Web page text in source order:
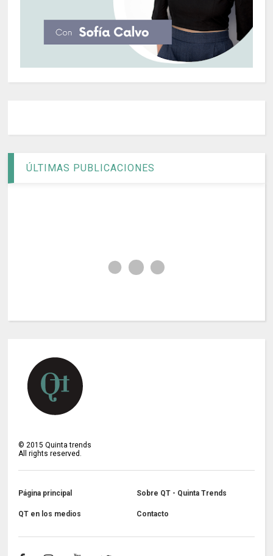
ÚLTIMAS PUBLICACIONES
© 2015 Quinta trends
All rights reserved.
Página principal Sobre QT - Quinta Trends
QT en los medios Contacto